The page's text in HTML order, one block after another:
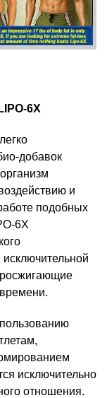
6X
добавок
и
подобных
6X
исключительно
отношения.